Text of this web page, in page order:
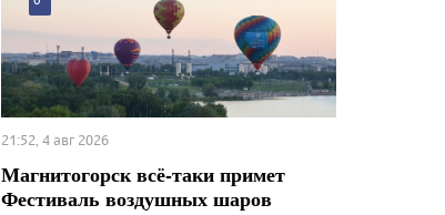
21:52, 4 авг 2026
Магнитогорск всё-таки примет
Фестиваль воздушных шаров